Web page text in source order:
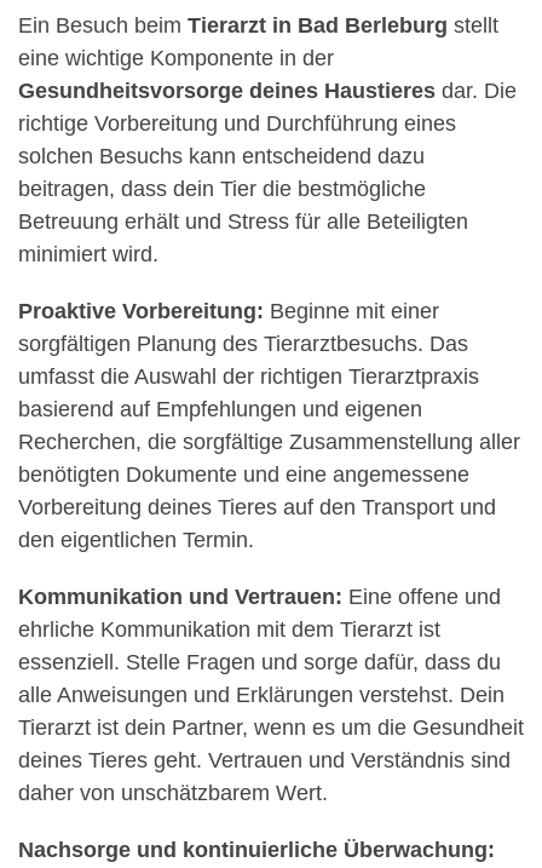
Ein Besuch beim Tierarzt in Bad Berleburg stellt
eine wichtige Komponente in der
Gesundheitsvorsorge deines Haustieres dar. Die
richtige Vorbereitung und Durchführung eines
solchen Besuchs kann entscheidend dazu
beitragen, dass dein Tier die bestmögliche
Betreuung erhält und Stress für alle Beteiligten
minimiert wird.
Proaktive Vorbereitung: Beginne mit einer
sorgfältigen Planung des Tierarztbesuchs. Das
umfasst die Auswahl der richtigen Tierarztpraxis
basierend auf Empfehlungen und eigenen
Recherchen, die sorgfältige Zusammenstellung aller
benötigten Dokumente und eine angemessene
Vorbereitung deines Tieres auf den Transport und
den eigentlichen Termin.
Kommunikation und Vertrauen: Eine offene und
ehrliche Kommunikation mit dem Tierarzt ist
essenziell. Stelle Fragen und sorge dafür, dass du
alle Anweisungen und Erklärungen verstehst. Dein
Tierarzt ist dein Partner, wenn es um die Gesundheit
deines Tieres geht. Vertrauen und Verständnis sind
daher von unschätzbarem Wert.
Nachsorge und kontinuierliche Überwachung: